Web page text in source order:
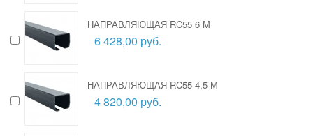
НАПРАВЛЯЮЩАЯ RC55 6 М
6 428,00 руб.
НАПРАВЛЯЮЩАЯ RC55 4,5 М
4 820,00 руб.